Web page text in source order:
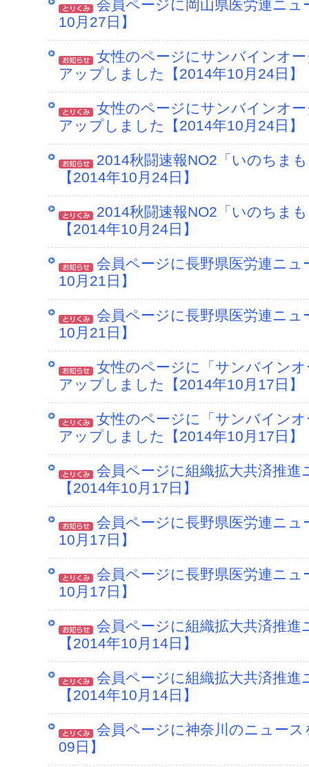
会員ページに岡山県医労連ニ
10月27日】
女性のページにサンバインオ
アップしました【2014年10月24日】
女性のページにサンバインオ
アップしました【2014年10月24日】
2014秋闘速報NO2「いのちま
【2014年10月24日】
2014秋闘速報NO2「いのちま
【2014年10月24日】
会員ページに長野県医労連ニ
10月21日】
会員ページに長野県医労連ニ
10月21日】
女性のページに「サンバイン
アップしました【2014年10月17日】
女性のページに「サンバイン
アップしました【2014年10月17日】
会員ページに組織拡大共済推
【2014年10月17日】
会員ページに長野県医労連ニ
10月17日】
会員ページに長野県医労連ニ
10月17日】
会員ページに組織拡大共済推
【2014年10月14日】
会員ページに組織拡大共済推
【2014年10月14日】
会員ページに神奈川のニュー
09日】